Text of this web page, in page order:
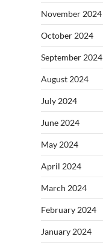
November 2024
October 2024
September 2024
August 2024
July 2024
June 2024
May 2024
April 2024
March 2024
February 2024
January 2024